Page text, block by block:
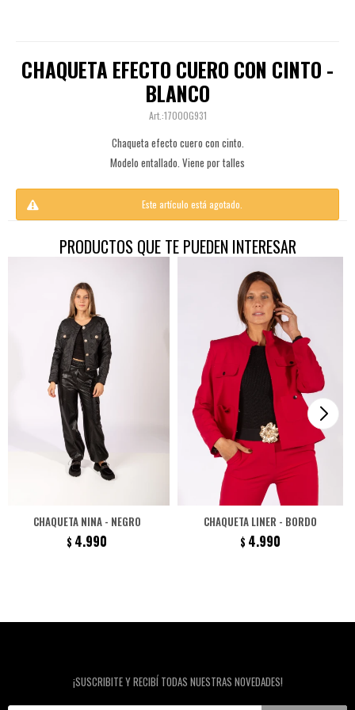
CHAQUETA EFECTO CUERO CON CINTO -
BLANCO
17000G931
Chaqueta efecto cuero con cinto.
Modelo entallado. Viene por talles
Este artículo está agotado.
PRODUCTOS QUE TE PUEDEN INTERESAR
CHAQUETA NINA - NEGRO
$ 4.990
CHAQUETA LINER - BORDO
$ 4.990
¡SUSCRIBITE Y RECIBÍ TODAS NUESTRAS NOVEDADES!